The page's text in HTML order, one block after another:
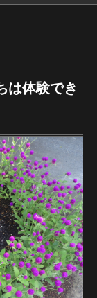
は体験でき